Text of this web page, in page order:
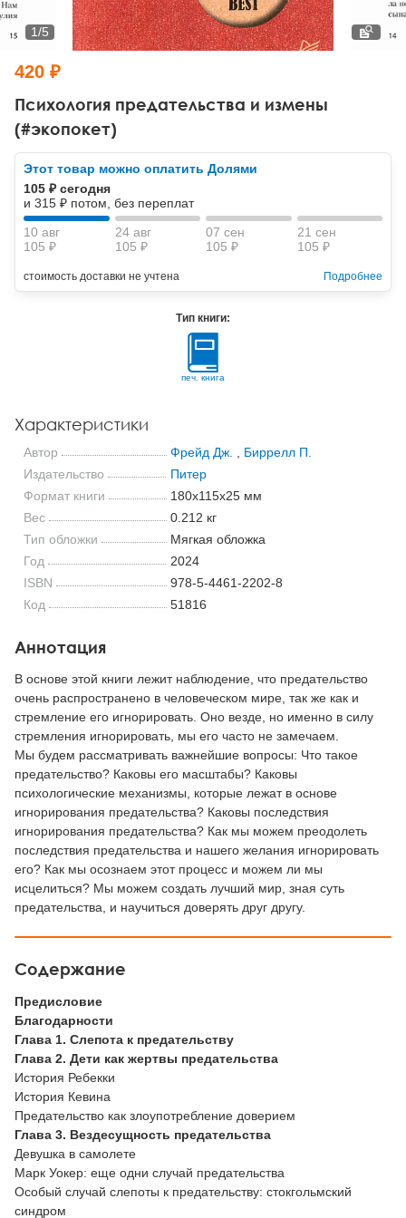
Тревожные расстройства, панические атаки
Психодрама
Другие направления психотерапии
Классический, эриксоновский гипноз и НЛП
НЛП
Психология труда и эргономика
Социальная психология
Социальная и организационная психология
Классический и юнгианский психоанализ
Психология предательства и измены
(#экопокет)
1/5
420 ₽
Этот товар можно оплатить Долями
105 ₽ сегодня
и 315 ₽ потом, без переплат
10 авг
105 ₽
24 авг
105 ₽
07 сен
105 ₽
21 сен
105 ₽
стоимость доставки не учтена Подробнее
Тип книги:
печ. книга
Характеристики
Автор Фрейд Дж.
Биррелл П.
Издательство
Питер
Формат книги
180x115x25 мм
Вес
0.212 кг
Тип обложки
Мягкая обложка
Год
2024
ISBN
978-5-4461-2202-8
Код
51816
Аннотация
В основе этой книги лежит наблюдение, что предательство
очень распространено в человеческом мире, так же как и
стремление его игнорировать. Оно везде, но именно в силу
стремления игнорировать, мы его часто не замечаем.
Мы будем рассматривать важнейшие вопросы: Что такое
предательство? Каковы его масштабы? Каковы
психологические механизмы, которые лежат в основе
игнорирования предательства? Каковы последствия
игнорирования предательства? Как мы можем преодолеть
последствия предательства и нашего желания игнорировать
его? Как мы осознаем этот процесс и можем ли мы
исцелиться? Мы можем создать лучший мир, зная суть
предательства, и научиться доверять друг другу.
Содержание
Предисловие
Благодарности
Глава 1. Слепота к предательству
Глава 2. Дети как жертвы предательства
История Ребекки
История Кевина
Предательство как злоупотребление доверием
Глава 3. Вездесущность предательства
Девушка в самолете
Марк Уокер: еще одни случай предательства
Особый случай слепоты к предательству: стокгольмский
синдром